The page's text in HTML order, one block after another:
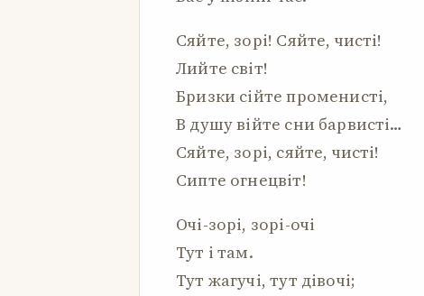
Сяйте, зорі! Сяйте, чисті!
Лийте світ!
Бризки сійте променисті,
В душу війте сни барвисті…
Сяйте, зорі, сяйте, чисті!
Сипте огнецвіт!
Очі-зорі, зорі-очі
Тут і там.
Тут жагучі, тут дівочі;